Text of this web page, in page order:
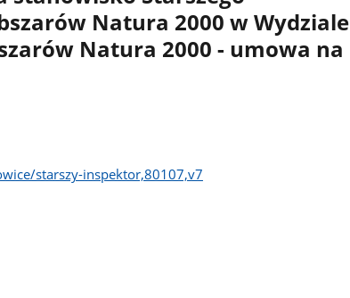
Natura 2000 w Wydziale
Natura 2000 - umowa na
starszy-inspektor,80107,v7